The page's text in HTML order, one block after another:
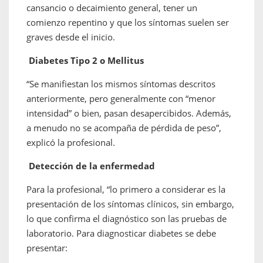
cansancio o decaimiento general, tener un
comienzo repentino y que los síntomas suelen ser
graves desde el inicio.
Diabetes Tipo 2 o Mellitus
“Se manifiestan los mismos síntomas descritos
anteriormente, pero generalmente con “menor
intensidad” o bien, pasan desapercibidos. Además,
a menudo no se acompaña de pérdida de peso”,
explicó la profesional.
Detección de la enfermedad
Para la profesional, “lo primero a considerar es la
presentación de los síntomas clínicos, sin embargo,
lo que confirma el diagnóstico son las pruebas de
laboratorio. Para diagnosticar diabetes se debe
presentar: